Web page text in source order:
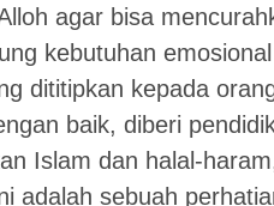
agar bisa
kebutuhan
dititipkan kepada
baik, diberi
Islam dan halal-
adalah sebuah